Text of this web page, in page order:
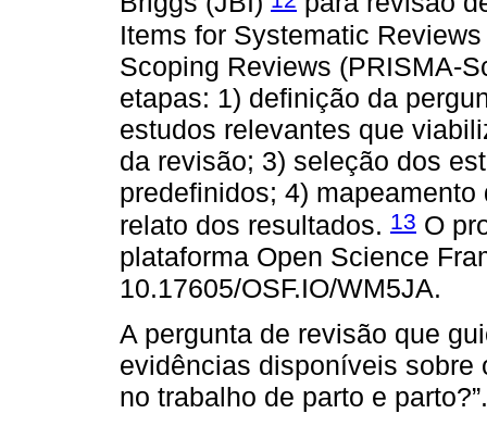
Items for Systematic
Scoping Reviews (PRISMA-
etapas: 1) definição da
estudos relevantes que
da revisão; 3) seleção dos
predefinidos; 4)
relato dos resultados. 13 O
plataforma Open Science
10.17605/OSF.IO/WM5JA.
A pergunta de revisão que
evidências disponíveis
no trabalho de parto e parto?”.